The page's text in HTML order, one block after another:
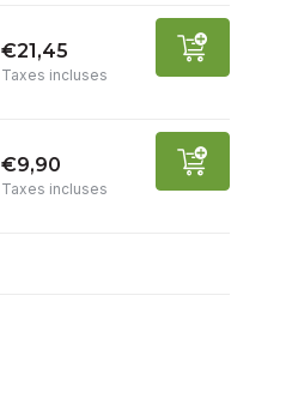
€21,45
Taxes incluses
€9,90
Taxes incluses